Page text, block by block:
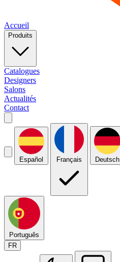
Accueil
Produits
Catalogues
Designers
Salons
Actualités
Contact
Español Français Deutsch
Português
FR